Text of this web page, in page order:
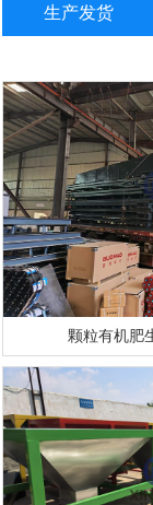
生产发货
颗粒有机肥